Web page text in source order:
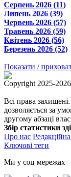
Серпень 2026 (11)
Липень 2026 (39)
Червень 2026 (57)
Травень 2026 (59)
Квітень 2026 (56)
Березень 2026 (52)
Показати /
Copyright 2025-
Всі права
дозволяється за
другому абзаці
Збір статистики
Про нас
Ключові теги
Ми у соц мережах